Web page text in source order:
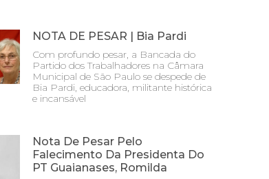
NOTA DE PESAR | Bia Pardi
Com profundo pesar, a Bancada do
Partido dos Trabalhadores na Câmara
Municipal de São Paulo se despede de
Bia Pardi, educadora, militante histórica
e incansável
Nota De Pesar Pelo
Falecimento Da Presidenta Do
PT Guaianases, Romilda